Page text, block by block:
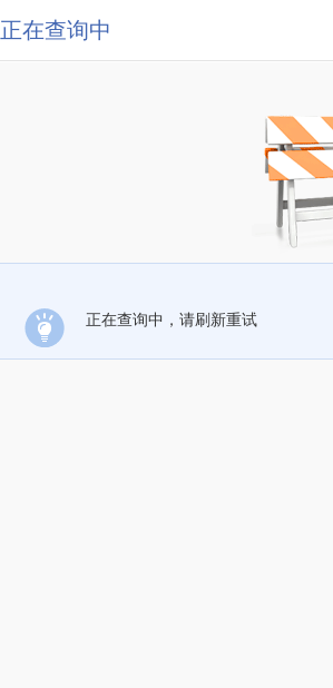
正在查询中
正在查询中，请刷新重试